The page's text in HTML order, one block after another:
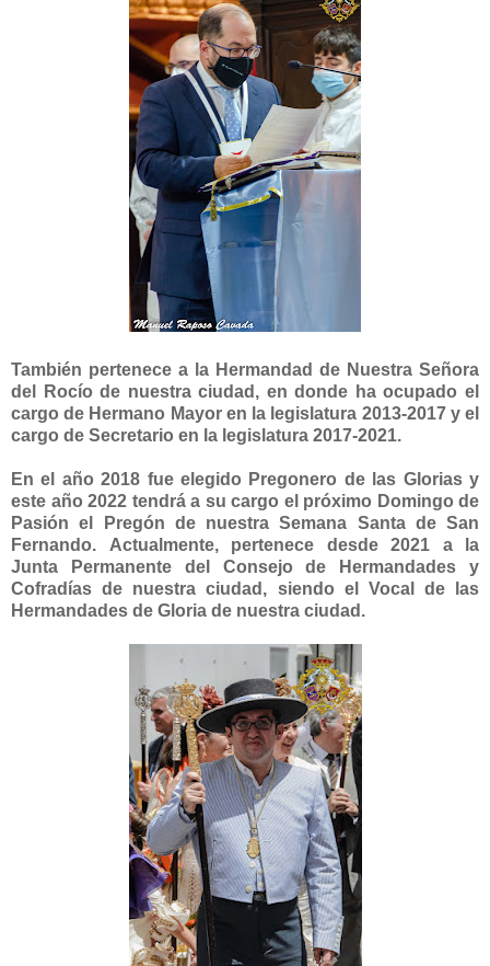
También pertenece a la Hermandad de Nuestra Señora
del Rocío de nuestra ciudad, en donde ha ocupado el
cargo de Hermano Mayor en la legislatura 2013-2017 y el
cargo de Secretario en la legislatura 2017-2021.
En el año 2018 fue elegido Pregonero de las Glorias y
este año 2022 tendrá a su cargo el próximo Domingo de
Pasión el Pregón de nuestra Semana Santa de San
Fernando. Actualmente, pertenece desde 2021 a la
Junta Permanente del Consejo de Hermandades y
Cofradías de nuestra ciudad, siendo el Vocal de las
Hermandades de Gloria de nuestra ciudad.